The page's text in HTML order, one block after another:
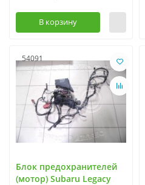
В корзину
54091
Блок предохранителей
(мотор) Subaru Legacy